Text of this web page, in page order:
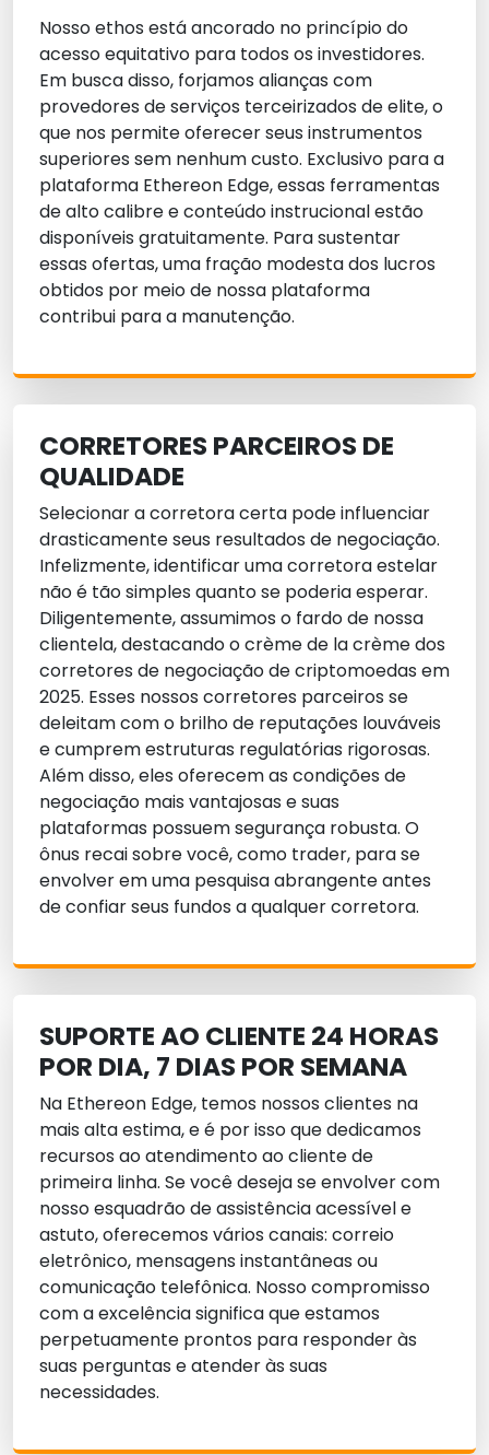
Nosso ethos está ancorado no princípio do
acesso equitativo para todos os investidores.
Em busca disso, forjamos alianças com
provedores de serviços terceirizados de elite, o
que nos permite oferecer seus instrumentos
superiores sem nenhum custo. Exclusivo para a
plataforma Ethereon Edge, essas ferramentas
de alto calibre e conteúdo instrucional estão
disponíveis gratuitamente. Para sustentar
essas ofertas, uma fração modesta dos lucros
obtidos por meio de nossa plataforma
contribui para a manutenção.
CORRETORES PARCEIROS DE
QUALIDADE
Selecionar a corretora certa pode influenciar
drasticamente seus resultados de negociação.
Infelizmente, identificar uma corretora estelar
não é tão simples quanto se poderia esperar.
Diligentemente, assumimos o fardo de nossa
clientela, destacando o crème de la crème dos
corretores de negociação de criptomoedas em
2025. Esses nossos corretores parceiros se
deleitam com o brilho de reputações louváveis
e cumprem estruturas regulatórias rigorosas.
Além disso, eles oferecem as condições de
negociação mais vantajosas e suas
plataformas possuem segurança robusta. O
ônus recai sobre você, como trader, para se
envolver em uma pesquisa abrangente antes
de confiar seus fundos a qualquer corretora.
SUPORTE AO CLIENTE 24 HORAS
POR DIA, 7 DIAS POR SEMANA
Na Ethereon Edge, temos nossos clientes na
mais alta estima, e é por isso que dedicamos
recursos ao atendimento ao cliente de
primeira linha. Se você deseja se envolver com
nosso esquadrão de assistência acessível e
astuto, oferecemos vários canais: correio
eletrônico, mensagens instantâneas ou
comunicação telefônica. Nosso compromisso
com a excelência significa que estamos
perpetuamente prontos para responder às
suas perguntas e atender às suas
necessidades.